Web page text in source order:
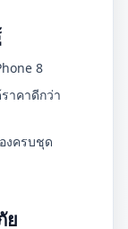
8
าคาดีกว่า
งครบชุด
ย